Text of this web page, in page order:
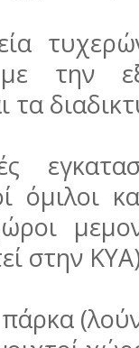
την
τα
όμιλοι
στην